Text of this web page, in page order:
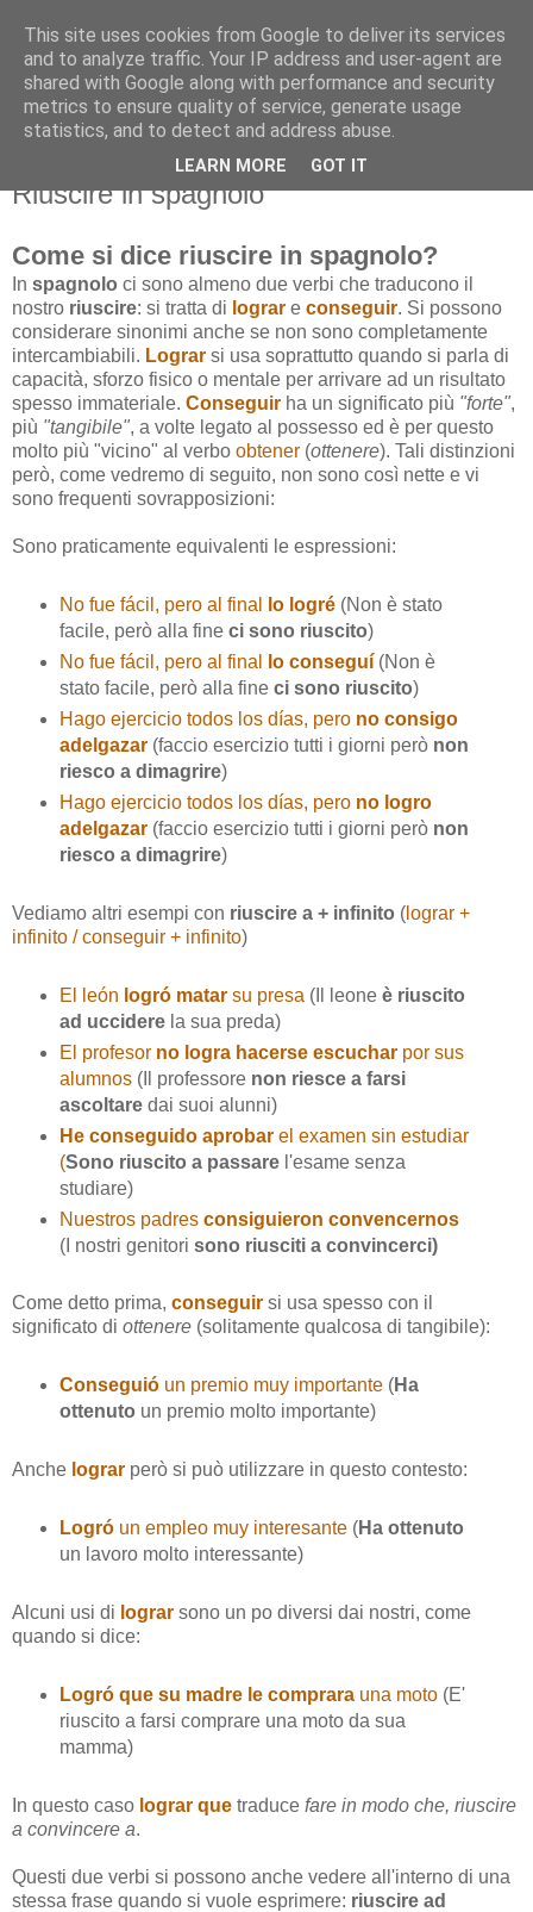
domenica 23 giugno 2013
Riuscire in spagnolo
Come si dice riuscire in spagnolo?
In spagnolo ci sono almeno due verbi che traducono il
nostro riuscire: si tratta di lograr e conseguir. Si possono
considerare sinonimi anche se non sono completamente
intercambiabili. Lograr si usa soprattutto quando si parla di
capacità, sforzo fisico o mentale per arrivare ad un risultato
spesso immateriale. Conseguir ha un significato più "forte",
più "tangibile", a volte legato al possesso ed è per questo
molto più "vicino" al verbo obtener (ottenere). Tali distinzioni
però, come vedremo di seguito, non sono così nette e vi
sono frequenti sovrapposizioni:
Sono praticamente equivalenti le espressioni:
No fue fácil, pero al final lo logré (Non è stato
facile, però alla fine ci sono riuscito)
No fue fácil, pero al final
lo conseguí(Non è
stato facile, però alla fineci sono riuscito)
Hago ejercicio todos los días, perono consigo
adelgazar(faccio esercizio tutti i giorni però non
riesco a dimagrire)
Hago ejercicio todos los días, pero no logro
adelgazar(faccio esercizio tutti i giorni però non
riesco a dimagrire)
Vediamo altri esempi con riuscire a + infinito ( lograr +
infinito / conseguir + infinito)
El león logró matarsu presa (Il leone è riuscito
ad uccidere la sua preda)
El profesor no logra hacerse escucharpor sus
alumnos(Il professore non riesce a farsi
ascoltaredai suoi alunni)
He conseguido aprobarel examen sin estudiar
(Sono riuscito a passarel'esame senza
studiare)
Nuestros padresconsiguieron convencernos
(I nostri genitori sono riusciti a convincerci)
Come detto prima, conseguir si usa spesso con il
significato di ottenere (solitamente qualcosa di tangibile):
Conseguióun premio muy importante(Ha
ottenuto un premio molto importante)
Anche lograr però si può utilizzare in questo contesto:
Logró un empleo muy interesante(Ha ottenuto
un lavoro molto interessante)
Alcuni usi di lograr sono un po diversi dai nostri, come
quando si dice:
Logró que su madre le comprarauna moto(E'
riuscito a farsi comprare una moto da sua
mamma)
In questo caso lograr que traduce fare in modo che, riuscire
a convincere a.
Questi due verbi si possono anche vedere all'interno di una
stessa frase quando si vuole esprimere: riuscire ad
This site uses cookies from Google to deliver its services
and to analyze traffic. Your IP address and user-agent are
shared with Google along with performance and security
metrics to ensure quality of service, generate usage
statistics, and to detect and address abuse.
LEARN MORE GOT IT